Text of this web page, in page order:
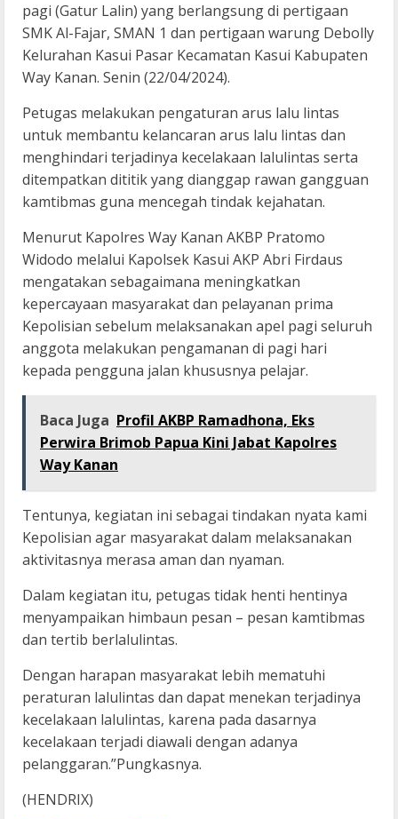
pagi (Gatur Lalin) yang berlangsung di pertigaan
SMK Al-Fajar, SMAN 1 dan pertigaan warung Debolly
Kelurahan Kasui Pasar Kecamatan Kasui Kabupaten
Way Kanan. Senin (22/04/2024).
Petugas melakukan pengaturan arus lalu lintas
untuk membantu kelancaran arus lalu lintas dan
menghindari terjadinya kecelakaan lalulintas serta
ditempatkan dititik yang dianggap rawan gangguan
kamtibmas guna mencegah tindak kejahatan.
Menurut Kapolres Way Kanan AKBP Pratomo
Widodo melalui Kapolsek Kasui AKP Abri Firdaus
mengatakan sebagaimana meningkatkan
kepercayaan masyarakat dan pelayanan prima
Kepolisian sebelum melaksanakan apel pagi seluruh
anggota melakukan pengamanan di pagi hari
kepada pengguna jalan khususnya pelajar.
Baca Juga Profil AKBP Ramadhona, Eks
Perwira Brimob Papua Kini Jabat Kapolres
Way Kanan
Tentunya, kegiatan ini sebagai tindakan nyata kami
Kepolisian agar masyarakat dalam melaksanakan
aktivitasnya merasa aman dan nyaman.
Dalam kegiatan itu, petugas tidak henti hentinya
menyampaikan himbaun pesan – pesan kamtibmas
dan tertib berlalulintas.
Dengan harapan masyarakat lebih mematuhi
peraturan lalulintas dan dapat menekan terjadinya
kecelakaan lalulintas, karena pada dasarnya
kecelakaan terjadi diawali dengan adanya
pelanggaran.”Pungkasnya.
(HENDRIX)